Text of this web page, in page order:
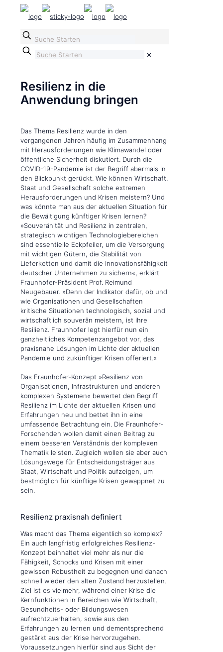
✕
Resilienz in die
Anwendung bringen
Das Thema Resilienz wurde in den
vergangenen Jahren häufig im Zusammenhang
mit Herausforderungen wie Klimawandel oder
öffentliche Sicherheit diskutiert. Durch die
COVID-19-Pandemie ist der Begriff abermals in
den Blickpunkt gerückt. Wie können Wirtschaft,
Staat und Gesellschaft solche extremen
Herausforderungen und Krisen meistern? Und
was könnte man aus der aktuellen Situation für
die Bewältigung künftiger Krisen lernen?
»Souveränität und Resilienz in zentralen,
strategisch wichtigen Technologiebereichen
sind essentielle Eckpfeiler, um die Versorgung
mit wichtigen Gütern, die Stabilität von
Lieferketten und damit die Innovationsfähigkeit
deutscher Unternehmen zu sichern«, erklärt
Fraunhofer-Präsident Prof. Reimund
Neugebauer. »Denn der Indikator dafür, ob und
wie Organisationen und Gesellschaften
kritische Situationen technologisch, sozial und
wirtschaftlich souverän meistern, ist ihre
Resilienz. Fraunhofer legt hierfür nun ein
ganzheitliches Kompetenzangebot vor, das
praxisnahe Lösungen im Lichte der aktuellen
Pandemie und zukünftiger Krisen offeriert.«
Das Fraunhofer-Konzept »Resilienz von
Organisationen, Infrastrukturen und anderen
komplexen Systemen« bewertet den Begriff
Resilienz im Lichte der aktuellen Krisen und
Erfahrungen neu und bettet ihn in eine
umfassende Betrachtung ein. Die Fraunhofer-
Forschenden wollen damit einen Beitrag zu
einem besseren Verständnis der komplexen
Thematik leisten. Zugleich wollen sie aber auch
Lösungswege für Entscheidungsträger aus
Staat, Wirtschaft und Politik aufzeigen, um
bestmöglich für künftige Krisen gewappnet zu
sein.
Resilienz praxisnah definiert
Was macht das Thema eigentlich so komplex?
Ein auch langfristig erfolgreiches Resilienz-
Konzept beinhaltet viel mehr als nur die
Fähigkeit, Schocks und Krisen mit einer
gewissen Robustheit zu begegnen und danach
schnell wieder den alten Zustand herzustellen.
Ziel ist es vielmehr, während einer Krise die
Kernfunktionen in Bereichen wie Wirtschaft,
Gesundheits- oder Bildungswesen
aufrechtzuerhalten, sowie aus den
Erfahrungen zu lernen und dementsprechend
gestärkt aus der Krise hervorzugehen.
Voraussetzungen hierfür sind aus Sicht der